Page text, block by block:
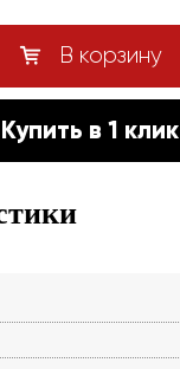
В корзину
Купить в 1 клик